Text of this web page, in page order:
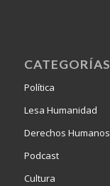
CATEGORÍAS
Política
Lesa Humanidad
Derechos Humanos
Podcast
Cultura